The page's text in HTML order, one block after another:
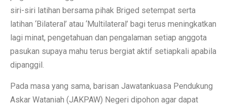
siri-siri latihan bersama pihak Briged setempat serta
latihan ‘Bilateral’ atau ‘Multilateral’ bagi terus meningkatkan
lagi minat, pengetahuan dan pengalaman setiap anggota
pasukan supaya mahu terus bergiat aktif setiapkali apabila
dipanggil.
Pada masa yang sama, barisan Jawatankuasa Pendukung
Askar Wataniah (JAKPAW) Negeri dipohon agar dapat